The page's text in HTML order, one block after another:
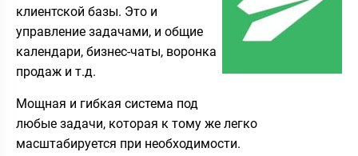
клиентской базы. Это и
управление задачами, и общие
календари, бизнес-чаты, воронка
продаж и т.д.
Мощная и гибкая система под
любые задачи, которая к тому же легко
масштабируется при необходимости.